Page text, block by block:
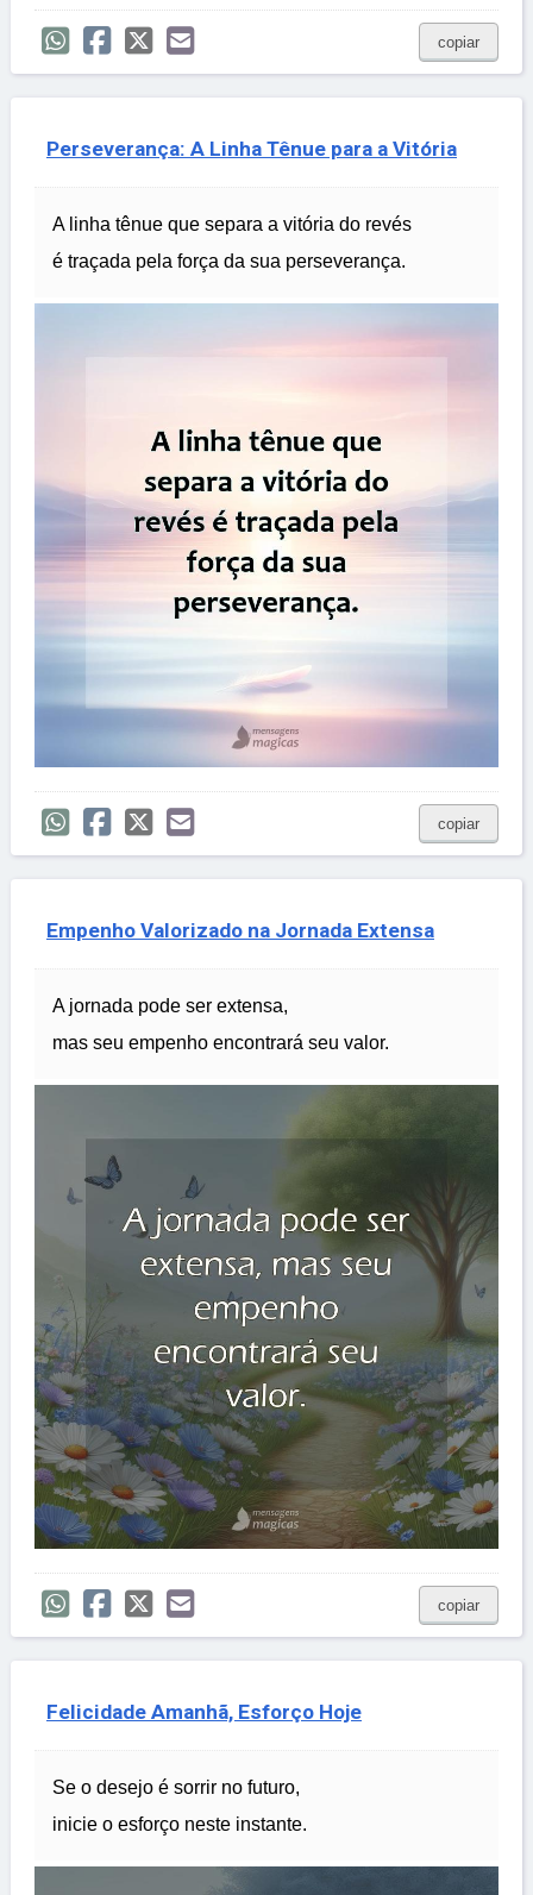
copiar
Perseverança: A Linha Tênue para a Vitória
A linha tênue que separa a vitória do revés
é traçada pela força da sua perseverança.
copiar
Empenho Valorizado na Jornada Extensa
A jornada pode ser extensa,
mas seu empenho encontrará seu valor.
copiar
Felicidade Amanhã, Esforço Hoje
Se o desejo é sorrir no futuro,
inicie o esforço neste instante.